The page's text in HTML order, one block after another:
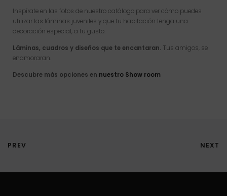
Inspírate en las fotos de nuestro catálogo para ver cómo puedes
utilizar las láminas juveniles y que tu habitación tenga una
decoración especial, a tu gusto.
Láminas, cuadros y diseños que te encantaran. Tus amigos, se
enamoraran.
Descubre más opciones en nuestro Show room
PREV NEXT